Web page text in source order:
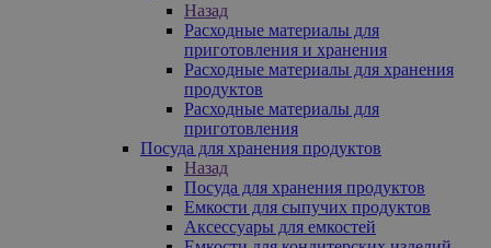
Назад
Расходные материалы для
приготовления и хранения
Расходные материалы для хранения
продуктов
Расходные материалы для
приготовления
Посуда для хранения продуктов
Назад
Посуда для хранения продуктов
Емкости для сыпучих продуктов
Аксессуары для емкостей